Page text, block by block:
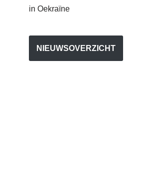
in Oekraïne
NIEUWSOVERZICHT